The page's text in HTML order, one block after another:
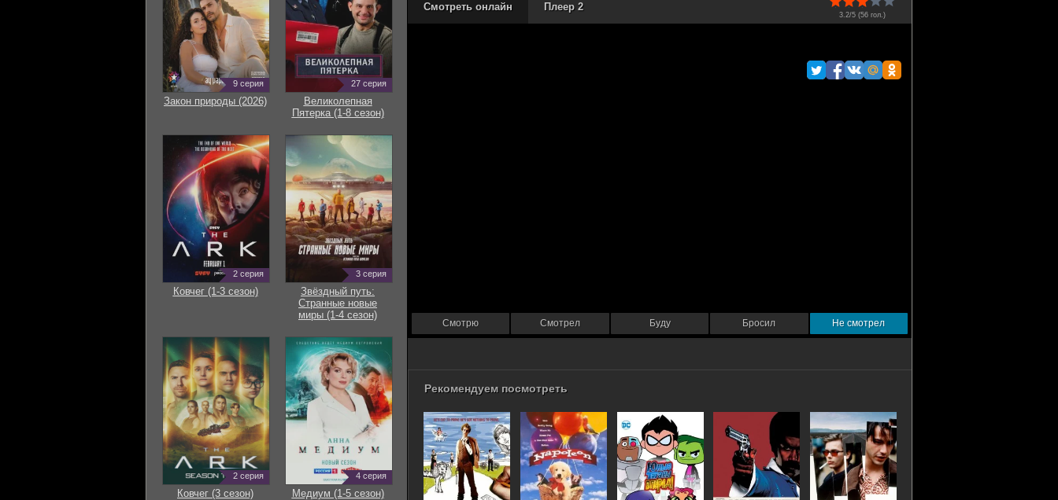
3.2/5 (56 гол.)
Смотреть онлайн Плеер 2
Смотрю Смотрел Буду Бросил Не смотрел
Рекомендуем посмотреть
9 серия
Закон природы (2026)
27 серия
Великолепная
Пятерка (1-8 сезон)
2 серия
Ковчег (1-3 сезон)
3 серия
Звёздный путь:
Странные новые
миры (1-4 сезон)
2 серия
Ковчег (3 сезон)
4 серия
Медиум (1-5 сезон)